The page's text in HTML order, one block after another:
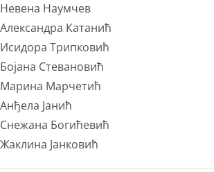
Невена Наумчев
Александра Катанић
Исидора Трипковић
Бојана Стевановић
Марина Марчетић
Анђела Јанић
Снежана Богићевић
Жаклина Јанковић